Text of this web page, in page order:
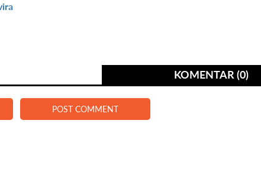
KOMENTAR (0)
POST COMMENT